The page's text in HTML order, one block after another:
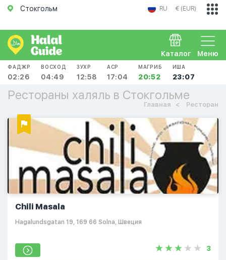
Стокгольм RU € (EUR)
Меню
Каталог
ФАДЖР
02:26
ВОСХОД
04:49
ЗУХР
12:58
АСР
17:04
МАГРИБ
20:52
ИША
23:07
Рестораны халяль в Стокгольме
Главная Ресторан
Chili Masala
Hagalundsgatan 19, 169 66 Solna, Швеция
3